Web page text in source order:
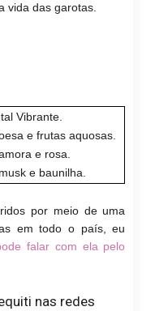
vida das garotas.
Vibrante.
e frutas aquosas.
e rosa.
e baunilha.
por meio de uma
em todo o país, eu
falar com ela pelo
nas redes